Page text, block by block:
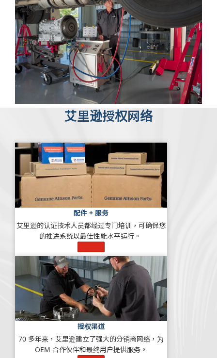
艾里逊授权网络
配件 + 服务
艾里逊的认证技术人员都经过专门培训，可确保您
的推进系统以最佳性能水平运行。
授权渠道
70 多年来，艾里逊建立了强大的分销商网络，为
OEM 合作伙伴和最终用户提供服务。